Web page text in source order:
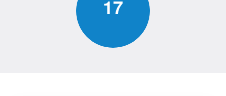
17